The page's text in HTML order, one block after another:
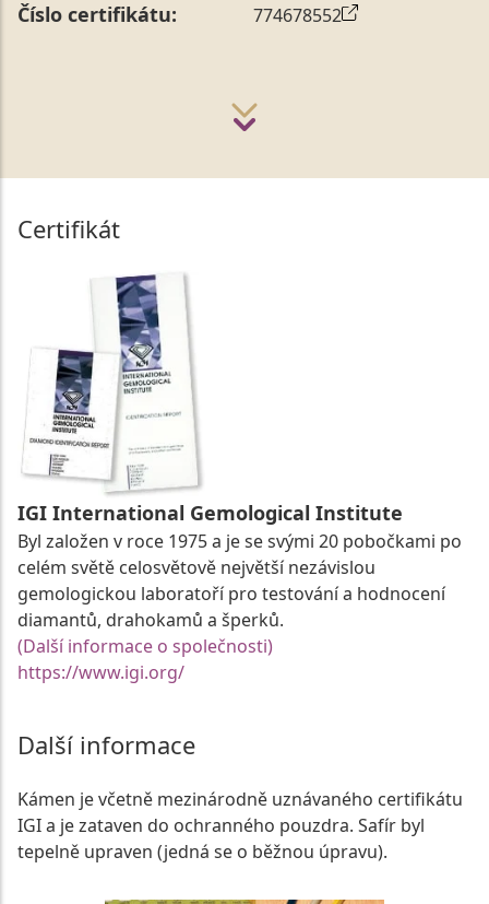
Číslo certifikátu: 774678552
Certifikát
IGI International Gemological Institute
Byl založen v roce 1975 a je se svými 20 pobočkami po
celém světě celosvětově největší nezávislou
gemologickou laboratoří pro testování a hodnocení
diamantů, drahokamů a šperků.
(Další informace o společnosti)
https://www.igi.org/
Další informace
Kámen je včetně mezinárodně uznávaného certifikátu
IGI a je zataven do ochranného pouzdra. Safír byl
tepelně upraven (jedná se o běžnou úpravu).